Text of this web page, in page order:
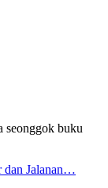
seonggok buku
dan Jalanan…